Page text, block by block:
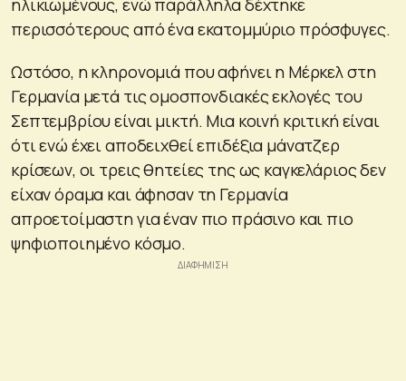
περισσότερους από ένα εκατομμύριο πρόσφυγες.
Ωστόσο, η κληρονομιά που αφήνει η Μέρκελ στη
Γερμανία μετά τις ομοσπονδιακές εκλογές του
Σεπτεμβρίου είναι μικτή. Μια κοινή κριτική είναι
ότι ενώ έχει αποδειχθεί επιδέξια μάνατζερ
κρίσεων, οι τρεις θητείες της ως καγκελάριος δεν
είχαν όραμα και άφησαν τη Γερμανία
απροετοίμαστη για έναν πιο πράσινο και πιο
ψηφιοποιημένο κόσμο.